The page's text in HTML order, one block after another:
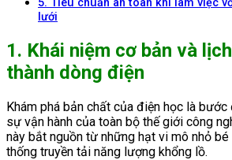
lưới
1. Khái niệm cơ bản và
thành dòng điện
Khám phá bản chất của điện học là
sự vận hành của toàn bộ thế giới công
này bắt nguồn từ những hạt vi mô nhỏ
thống truyền tải năng lượng khổng lồ.